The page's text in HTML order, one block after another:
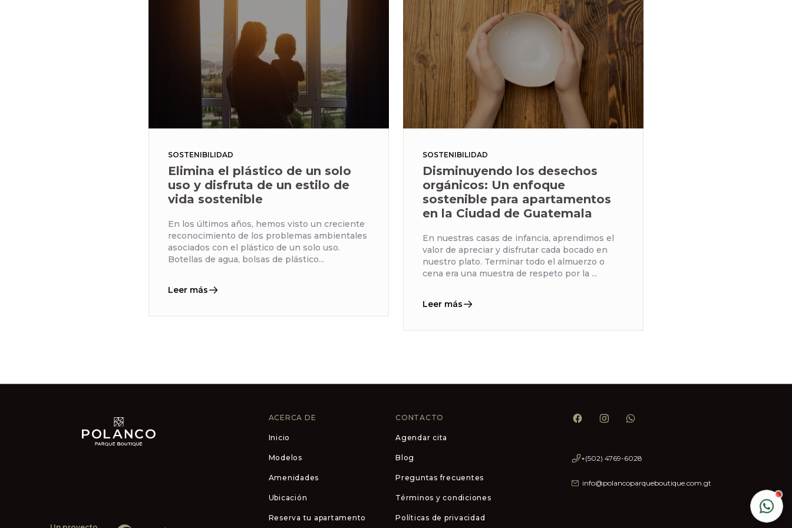
SOSTENIBILIDAD
Elimina el plástico de un solo
uso y disfruta de un estilo de
vida sostenible
En los últimos años, hemos visto un creciente
reconocimiento de los problemas ambientales
asociados con el plástico de un solo uso.
Botellas de agua, bolsas de plástico...
Leer más
SOSTENIBILIDAD
Disminuyendo los desechos
orgánicos: Un enfoque
sostenible para apartamentos
en la Ciudad de Guatemala
En nuestras casas de infancia, aprendimos el
valor de apreciar y disfrutar cada bocado en
nuestro plato. Terminar todo el almuerzo o
cena era una muestra de respeto por la ...
Leer más
ACERCA DE
Inicio
Modelos
Amenidades
Ubicación
Reserva tu apartamento
CONTACTO
Agendar cita
Blog
Preguntas frecuentes
Términos y condiciones
Políticas de privacidad
+(502) 4769-6028
info@polancoparqueboutique.com.gt